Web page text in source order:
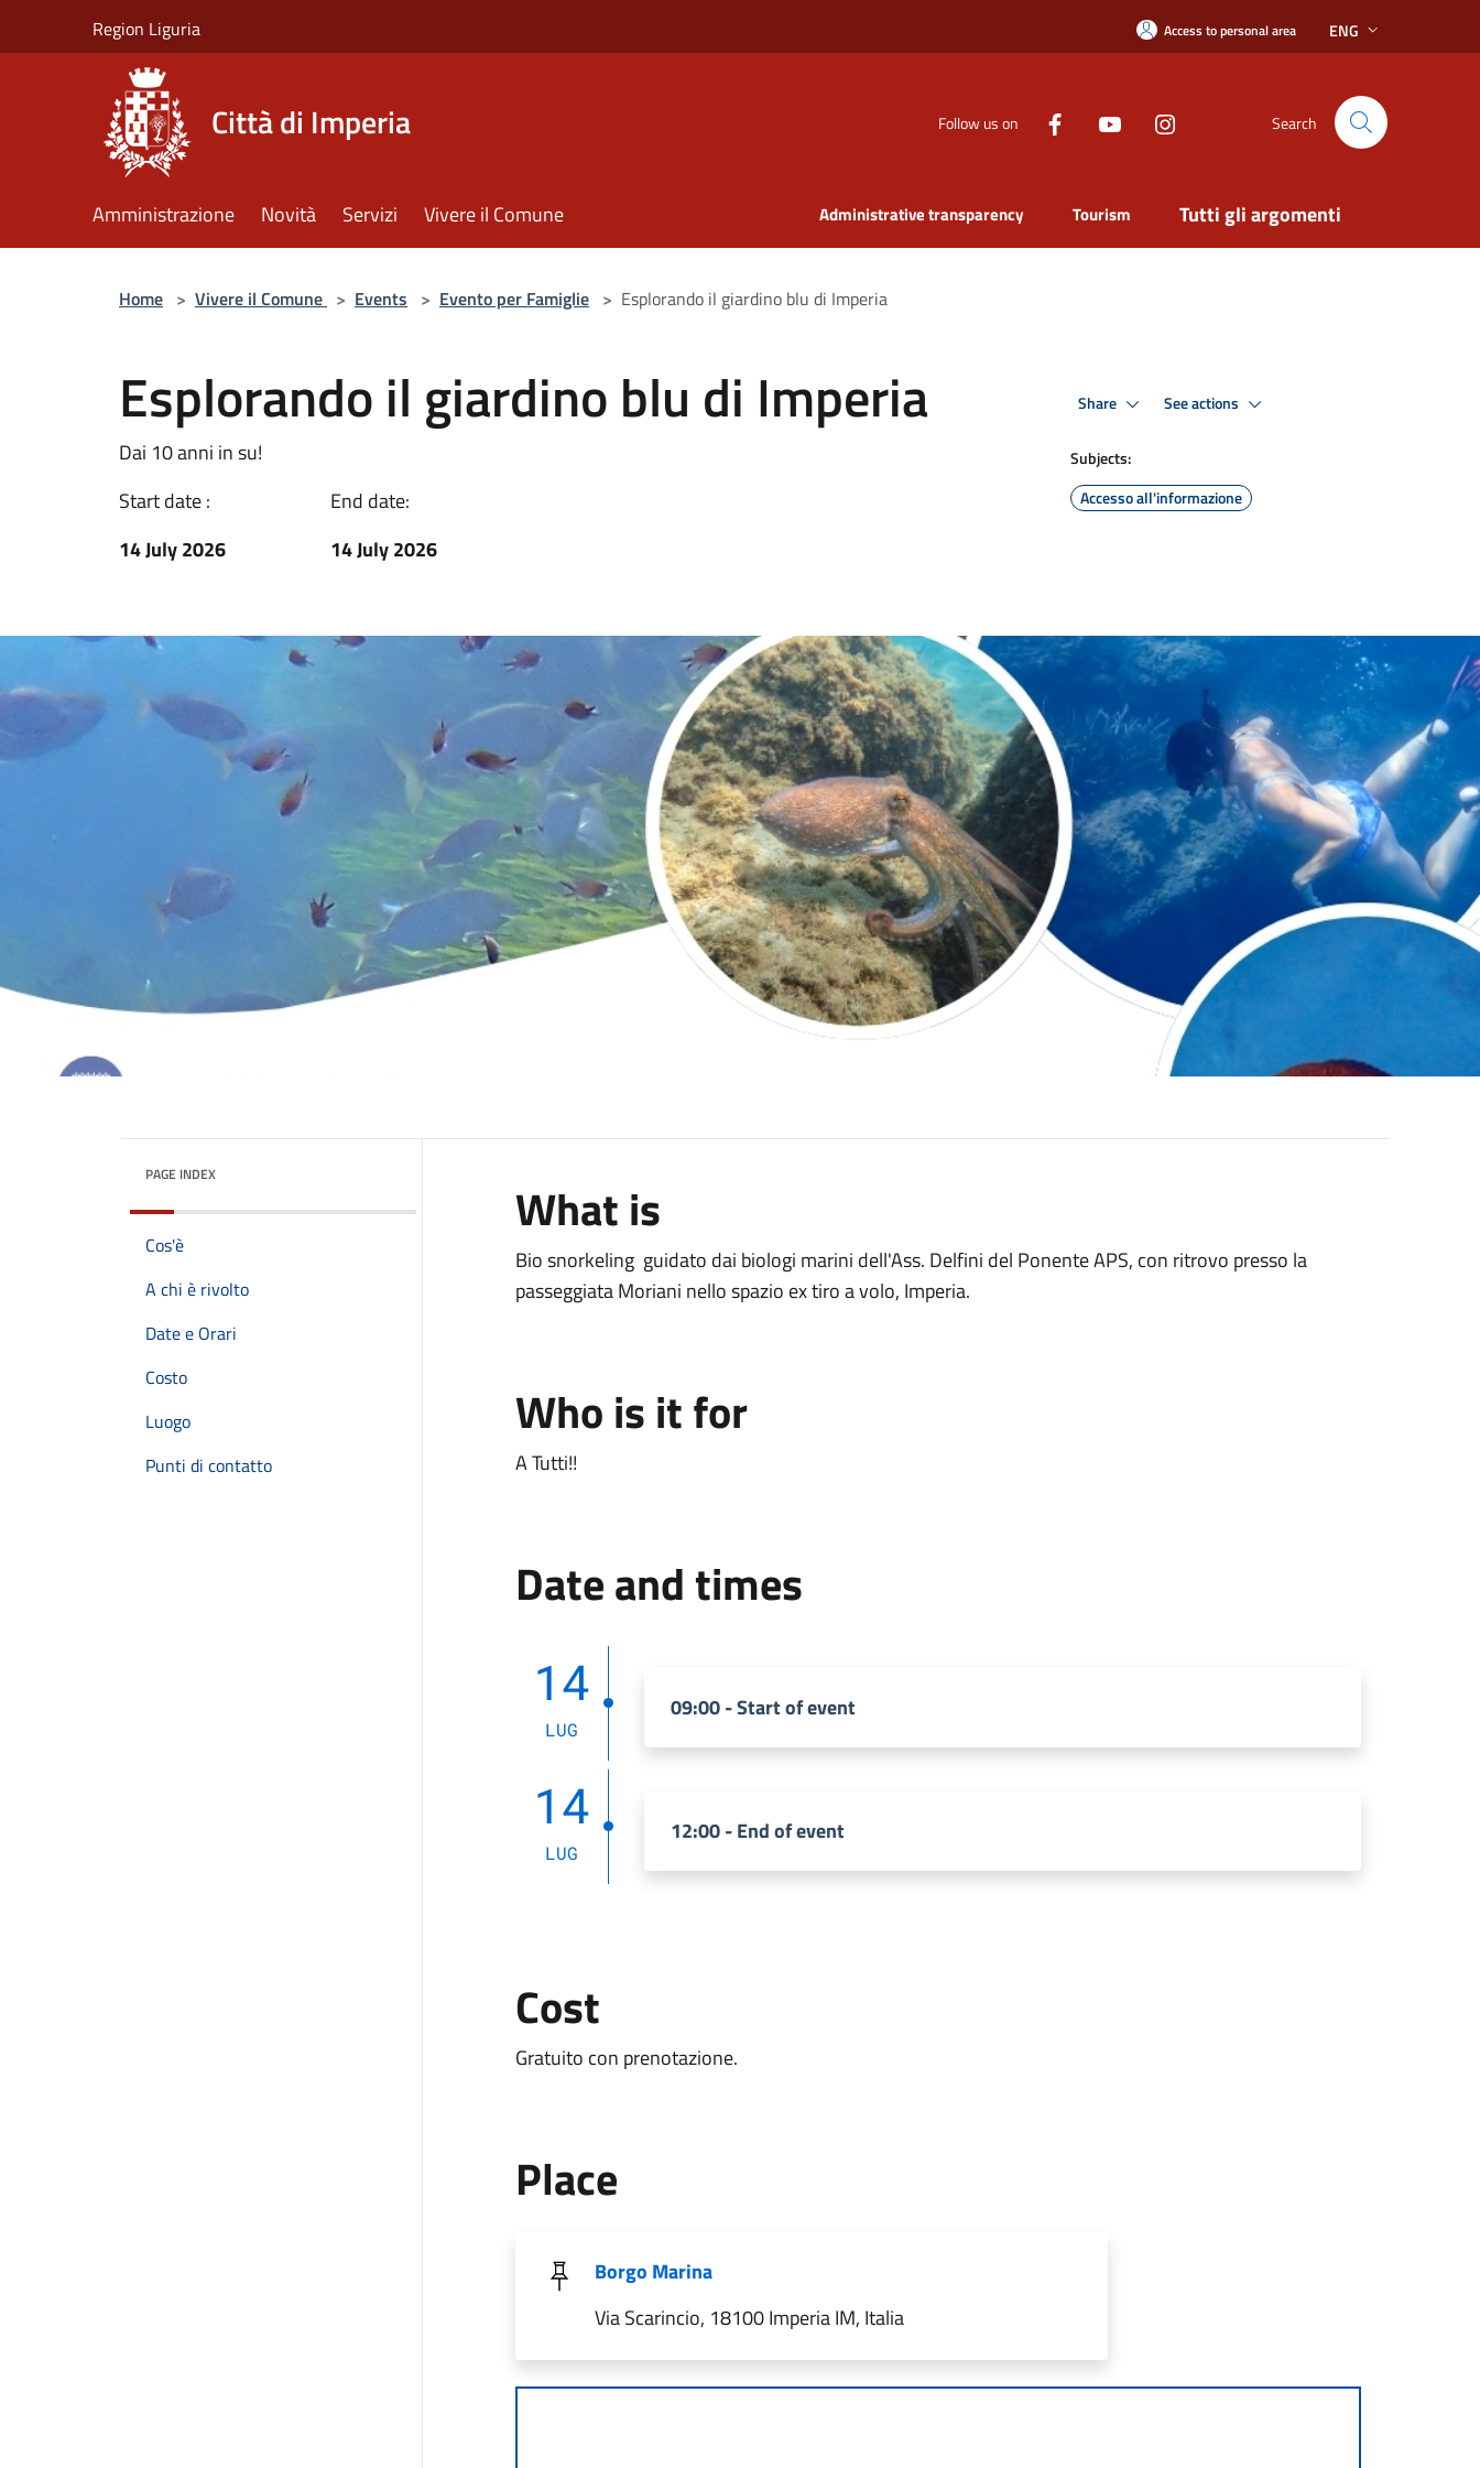
Region Liguria Access to personal area ENG
Città di Imperia Follow us on Search
Amministrazione Novità Servizi Vivere il Comune Administrative transparency Tourism Tutti gli argomenti
Home > Vivere il Comune > Events > Evento per Famiglie > Esplorando il giardino blu di Imperia
Esplorando il giardino blu di Imperia
Dai 10 anni in su!
Start date :
14 July 2026
End date:
14 July 2026
Share See actions
Subjects:
Accesso all'informazione
PAGE INDEX
Cos'è
A chi è rivolto
Date e Orari
Costo
Luogo
Punti di contatto
What is
Bio snorkeling guidato dai biologi marini dell'Ass. Delfini del Ponente APS, con ritrovo presso la
passeggiata Moriani nello spazio ex tiro a volo, Imperia.
Who is it for
A Tutti!!
Date and times
14
LUG
09:00 - Start of event
14
LUG
12:00 - End of event
Cost
Gratuito con prenotazione.
Place
Borgo Marina
Via Scarincio, 18100 Imperia IM, Italia